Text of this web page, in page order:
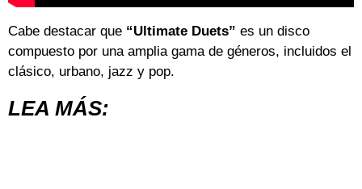
Cabe destacar que “Ultimate Duets” es un disco
compuesto por una amplia gama de géneros, incluidos el
clásico, urbano, jazz y pop.
LEA MÁS: